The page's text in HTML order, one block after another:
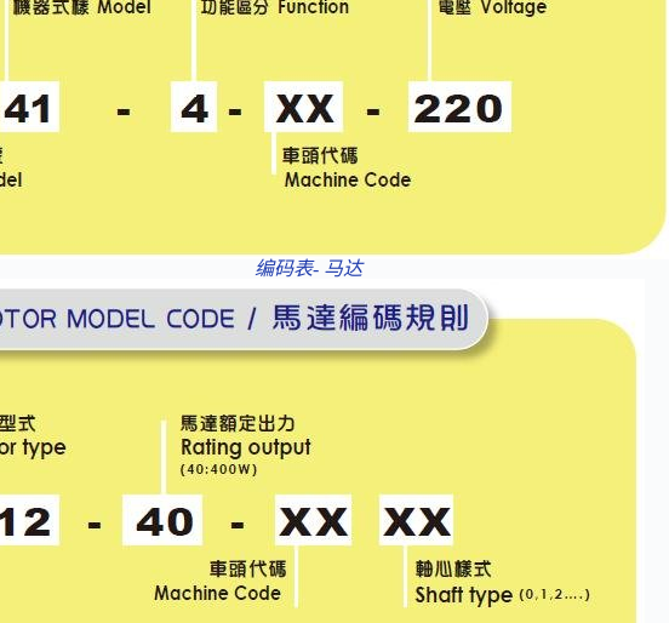
编码表- 马达